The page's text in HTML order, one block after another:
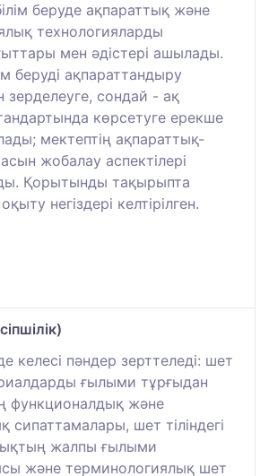
беруде ақпараттық және
технологияларды
мен әдістері ашылады.
беруді ақпараттандыру
зерделеуге, сондай - ақ
көрсетуге ерекше
мектептің ақпараттық-
жобалау аспектілері
Қорытынды тақырыпта
негіздері келтірілген.
келесі пәндер зерттеледі: шет
ғылыми тұрғыдан
функционалдық және
сипаттамалары, шет тіліндегі
жалпы ғылыми
және терминологиялық шет